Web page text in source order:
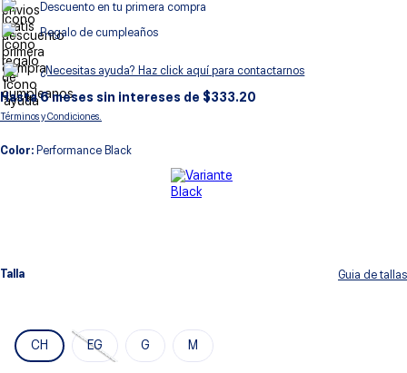
Descuento en tu primera compra
Regalo de cumpleaños
¿Necesitas ayuda? Haz click aquí para contactarnos
Hasta6meses sin intereses de $333.20
Términos y Condiciones.
Color: Performance Black
Talla Guia de tallas
CH EG G M